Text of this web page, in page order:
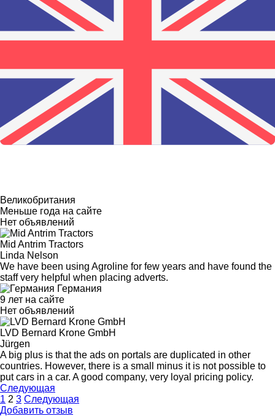
Великобритания
Меньше года на сайте
Нет объявлений
Mid Antrim Tractors
Linda Nelson
We have been using Agroline for few years and have found the
staff very helpful when placing adverts.
Германия
9 лет на сайте
Нет объявлений
LVD Bernard Krone GmbH
Jürgen
A big plus is that the ads on portals are duplicated in other
countries. However, there is a small minus it is not possible to
put cars in a car. A good company, very loyal pricing policy.
Следующая
1 2 3 Следующая
Добавить отзыв